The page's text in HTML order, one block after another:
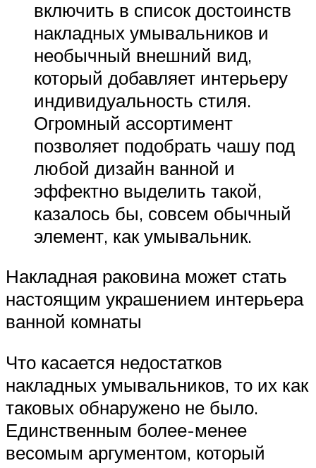
включить в список достоинств
накладных умывальников и
необычный внешний вид,
который добавляет интерьеру
индивидуальность стиля.
Огромный ассортимент
позволяет подобрать чашу под
любой дизайн ванной и
эффектно выделить такой,
казалось бы, совсем обычный
элемент, как умывальник.
Накладная раковина может стать
настоящим украшением интерьера
ванной комнаты
Что касается недостатков
накладных умывальников, то их как
таковых обнаружено не было.
Единственным более-менее
весомым аргументом, который